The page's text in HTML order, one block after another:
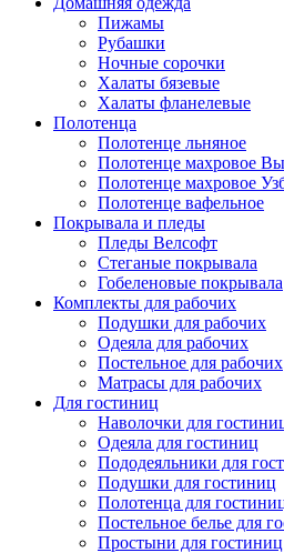
Пижамы
Рубашки
Ночные сорочки
Халаты бязевые
Халаты фланелевые
Полотенца
Полотенце льняное
Полотенце махровое
Полотенце махровое
Полотенце вафельное
Покрывала и пледы
Пледы Велсофт
Стеганые покрывала
Гобеленовые покрывала
Комплекты для рабочих
Подушки для рабочих
Одеяла для рабочих
Постельное для рабочих
Матрасы для рабочих
Для гостиниц
Наволочки для
Одеяла для гостиниц
Пододеяльники для
Подушки для гостиниц
Полотенца для
Постельное белье для
Простыни для гостиниц